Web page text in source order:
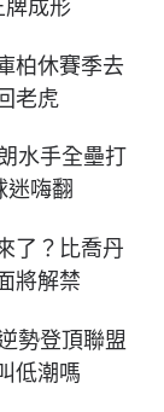
成形
柏休賽季去
老虎
水手全壘打
嗨翻
了？比喬丹
將解禁
勢登頂聯盟
低潮嗎